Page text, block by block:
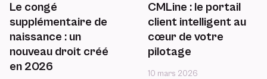
Le congé
supplémentaire de
naissance : un
nouveau droit créé
en 2026
CMLine : le portail
client intelligent au
cœur de votre
pilotage
10 mars 2026